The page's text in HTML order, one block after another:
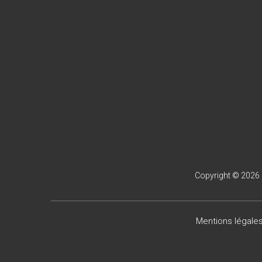
Copyright © 2026
Mentions légales